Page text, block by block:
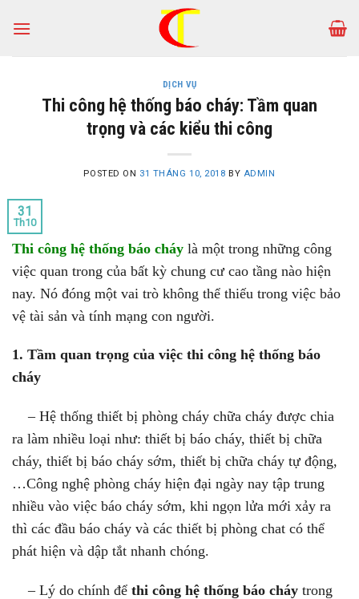
DỊCH VỤ
Thi công hệ thống báo cháy: Tầm quan
trọng và các kiểu thi công
POSTED ON 31 THÁNG 10, 2018 BY ADMIN
31
Th10
Thi công hệ thống báo cháy là một trong những công
việc quan trong của bất kỳ chung cư cao tầng nào hiện
nay. Nó đóng một vai trò không thể thiếu trong việc bảo
vệ tài sản và tính mạng con người.
1. Tầm quan trọng của việc thi công hệ thống báo
cháy
– Hệ thống thiết bị phòng cháy chữa cháy được chia
ra làm nhiều loại như: thiết bị báo cháy, thiết bị chữa
cháy, thiết bị báo cháy sớm, thiết bị chữa cháy tự động,
…Công nghệ phòng cháy hiện đại ngày nay tập trung
nhiều vào việc báo cháy sớm, khi ngọn lửa mới xảy ra
thì các đầu báo cháy và các thiết bị phòng chat có thể
phát hiện và dập tắt nhanh chóng.
– Lý do chính để thi công hệ thống báo cháy trong